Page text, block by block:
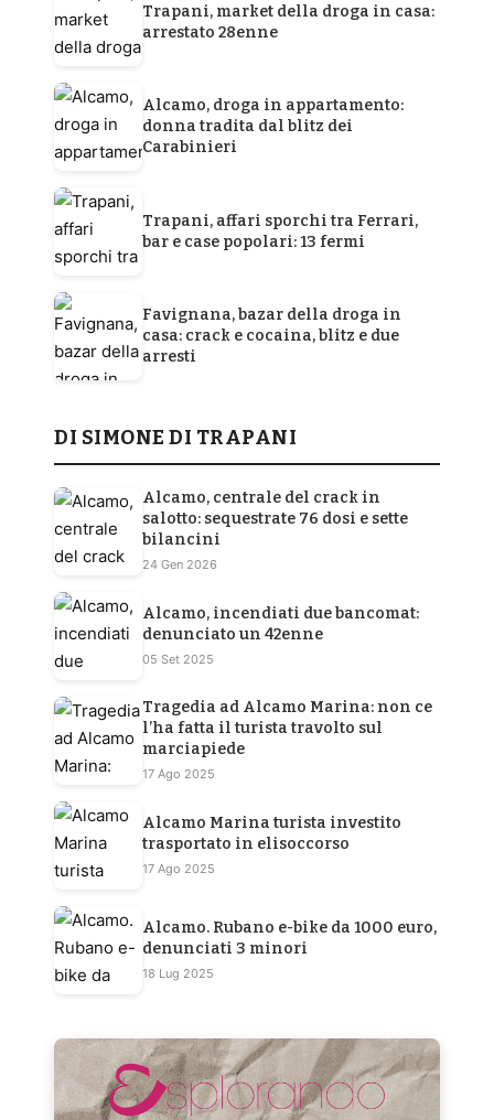
Trapani, market della droga in casa:
arrestato 28enne
Alcamo, droga in appartamento:
donna tradita dal blitz dei
Carabinieri
Trapani, affari sporchi tra Ferrari,
bar e case popolari: 13 fermi
Favignana, bazar della droga in
casa: crack e cocaina, blitz e due
arresti
DI SIMONE DI TRAPANI
Alcamo, centrale del crack in
salotto: sequestrate 76 dosi e sette
bilancini
24 Gen 2026
Alcamo, incendiati due bancomat:
denunciato un 42enne
05 Set 2025
Tragedia ad Alcamo Marina: non ce
l’ha fatta il turista travolto sul
marciapiede
17 Ago 2025
Alcamo Marina turista investito
trasportato in elisoccorso
17 Ago 2025
Alcamo. Rubano e-bike da 1000 euro,
denunciati 3 minori
18 Lug 2025